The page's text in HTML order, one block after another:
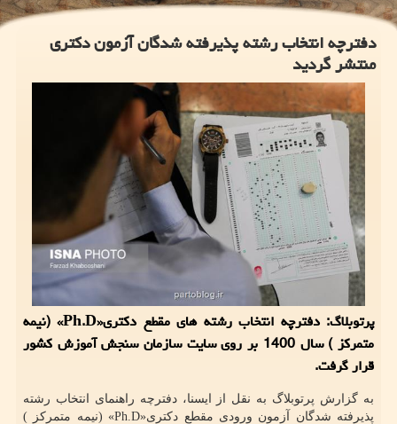
دفترچه انتخاب رشته پذیرفته شدگان آزمون دكتری
منتشر گردید
پرتوبلاگ: دفترچه انتخاب رشته های مقطع دکتری«Ph.D» (نیمه
متمرکز ) سال 1400 بر روی سایت سازمان سنجش آموزش کشور
قرار گرفت.
به گزارش پرتوبلاگ به نقل از ایسنا، دفترچه راهنمای انتخاب رشته
پذیرفته شدگان آزمون ورودی مقطع دکتری«Ph.D» (نیمه متمرکز )